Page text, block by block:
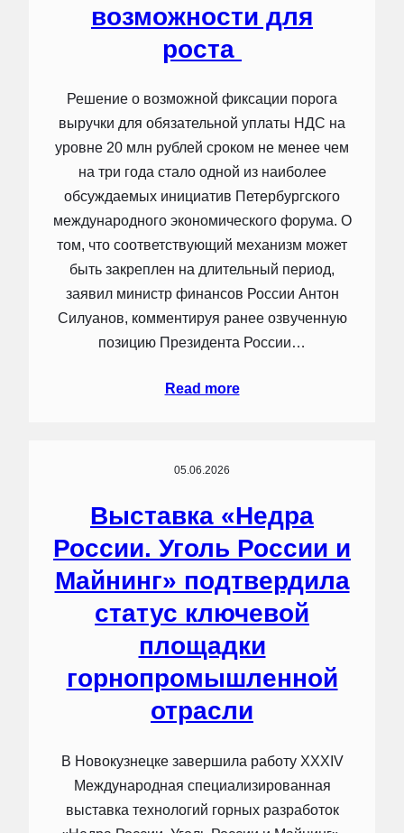
возможности для
роста
Решение о возможной фиксации порога
выручки для обязательной уплаты НДС на
уровне 20 млн рублей сроком не менее чем
на три года стало одной из наиболее
обсуждаемых инициатив Петербургского
международного экономического форума. О
том, что соответствующий механизм может
быть закреплен на длительный период,
заявил министр финансов России Антон
Силуанов, комментируя ранее озвученную
позицию Президента России…
Read more
05.06.2026
Выставка «Недра
России. Уголь России и
Майнинг» подтвердила
статус ключевой
площадки
горнопромышленной
отрасли
В Новокузнецке завершила работу XXXIV
Международная специализированная
выставка технологий горных разработок